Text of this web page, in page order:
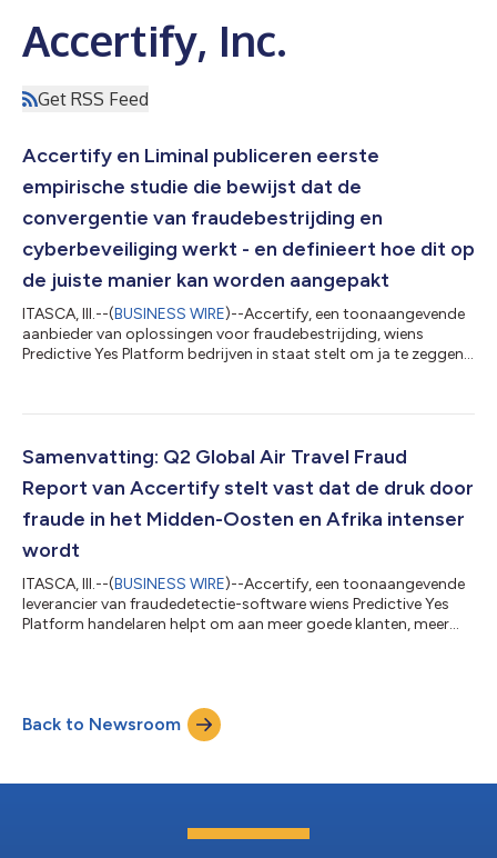
Accertify, Inc.
Get RSS Feed
Accertify en Liminal publiceren eerste
empirische studie die bewijst dat de
convergentie van fraudebestrijding en
cyberbeveiliging werkt - en definieert hoe dit op
de juiste manier kan worden aangepakt
ITASCA, Ill.--(BUSINESS WIRE)--Accertify, een toonaangevende
aanbieder van oplossingen voor fraudebestrijding, wiens
Predictive Yes Platform bedrijven in staat stelt om ja te zeggen
Cyber Convergence Actually Delivers gepubliceerd, een
Liminal. Het onderzoek - waaraan 250 leiders op directieniveau
en hoger op het gebied van...
Samenvatting: Q2 Global Air Travel Fraud
Report van Accertify stelt vast dat de druk door
fraude in het Midden-Oosten en Afrika intenser
wordt
ITASCA, Ill.--(BUSINESS WIRE)--Accertify, een toonaangevende
leverancier van fraudedetectie-software wiens Predictive Yes
Platform handelaren helpt om aan meer goede klanten, meer
wereldwijde luchtvaartmarkten varieert op basis van de stad
van vertrek op het moment van de boeking. Deze
bekendmaking is officieel geldend...
Back to Newsroom